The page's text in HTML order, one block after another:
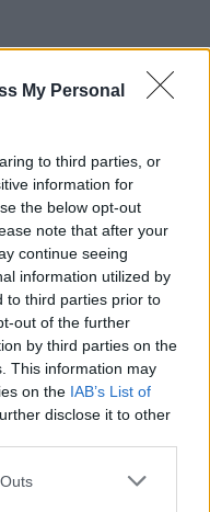
My Personal
to third parties, or
information for
the below opt-out
note that after your
continue seeing
information utilized by
to third parties prior to
out of the further
by third parties on the
This information may
on the IAB’s List of
disclose it to other
one or more Google
hónapok óta tartó
és
előnyt jelent, ha
amelyek
kapcsolat van.
a Red Bullhoz,
harcolhatna